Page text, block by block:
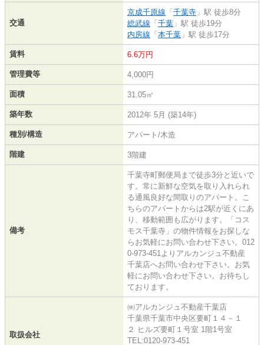
交通
京成千原線 「 千葉寺 」駅 徒歩8分
総武線 「 千葉 」駅 徒歩19分
内房線 「 本千葉 」駅 徒歩17分
賃料 6.6万円
管理費等 4,000円
面積 31.05㎡
築年数 2012年 5月 (築14年)
種別/構造 アパート/木造
階建 3階建
備考
千葉寺町郵便局まで徒歩3分と近いで
す。常に新鮮な空気を取り入れられ
る通風良好な間取りのアパート。こ
ちらのアパートからは2駅が近くにあ
り、移動範囲も広がります。「コス
モス千葉寺」の物件情報をお探しな
らお気軽にお問い合わせ下さい。012
0-973-451よりアルカンジュ不動産
千葉店へお問い合わせ下さい。お気
軽にお問い合わせ下さい。お待ちし
ております。
取扱会社
㈱アルカンジュ不動産千葉店
千葉県千葉市中央区要町１４－１
２ ヒルズ要町１号室 1階1号室
TEL:0120-973-451